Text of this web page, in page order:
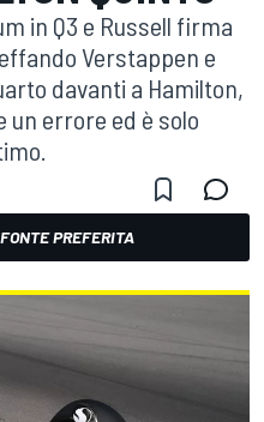
in Q3 e Russell firma
Verstappen e
davanti a Hamilton,
errore ed è solo
PREFERITA